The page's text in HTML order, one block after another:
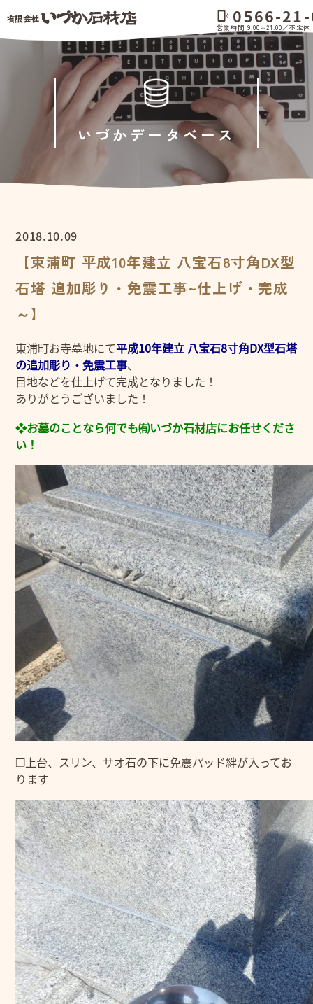
いづかデータベース
2018.10.09
【東浦町 平成10年建立 八宝石8寸角DX型
石塔 追加彫り・免震工事~仕上げ・完成
～】
東浦町お寺墓地にて平成10年建立 八宝石8寸角DX型石塔
の追加彫り・免震工事、
目地などを仕上げて完成となりました！
ありがとうございました！
❖お墓のことなら何でも㈲いづか石材店にお任せくださ
い！
❒上台、スリン、サオ石の下に免震パッド絆が入ってお
ります
phonelink_ring 0566-
営業時間 9:00～21:00／不定休